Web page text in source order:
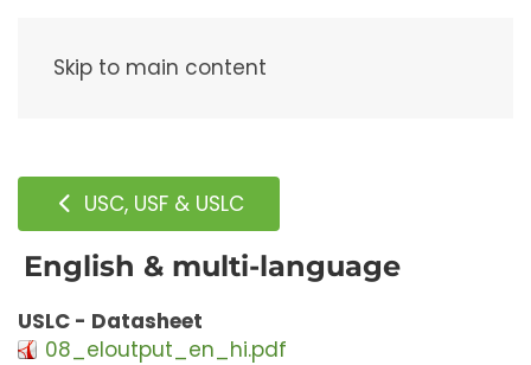
Skip to main content
USC, USF & USLC
English & multi-language
USLC - Datasheet
08_eloutput_en_hi.pdf